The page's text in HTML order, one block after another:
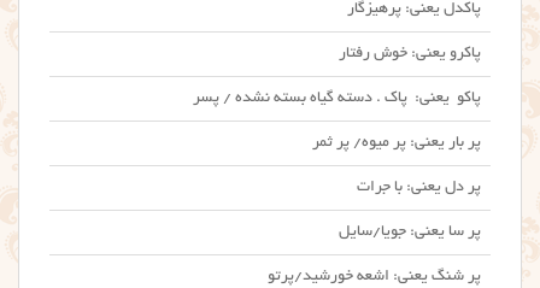
پاکدل یعنی: پرهیزگار
پاکرو یعنی: خوش رفتار
پاکو یعنی: پاک . دسته گیاه بسته نشده / پسر
پر بار یعنی: پر میوه/ پر ثمر
پر دل یعنی: با جرات
پر سا یعنی: جویا/سایل
پر شنگ یعنی: اشعه خورشید/پرتو